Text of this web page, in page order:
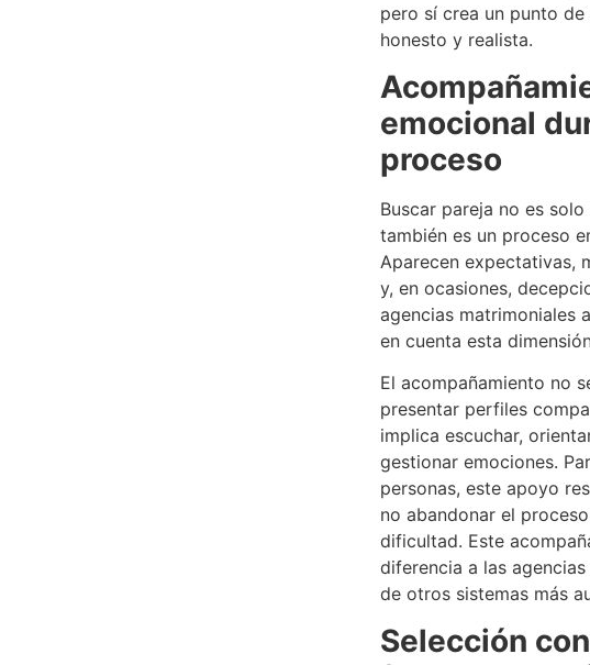
pero sí crea un punto
honesto y realista.
emocional
proceso
Buscar pareja no es
también es un proceso
Aparecen expectativas,
y, en ocasiones,
agencias matrimoniales
en cuenta esta
El acompañamiento no
presentar perfiles
implica escuchar,
gestionar emociones.
personas, este apoyo
no abandonar el
dificultad. Este
diferencia a las
de otros sistemas más
Selección